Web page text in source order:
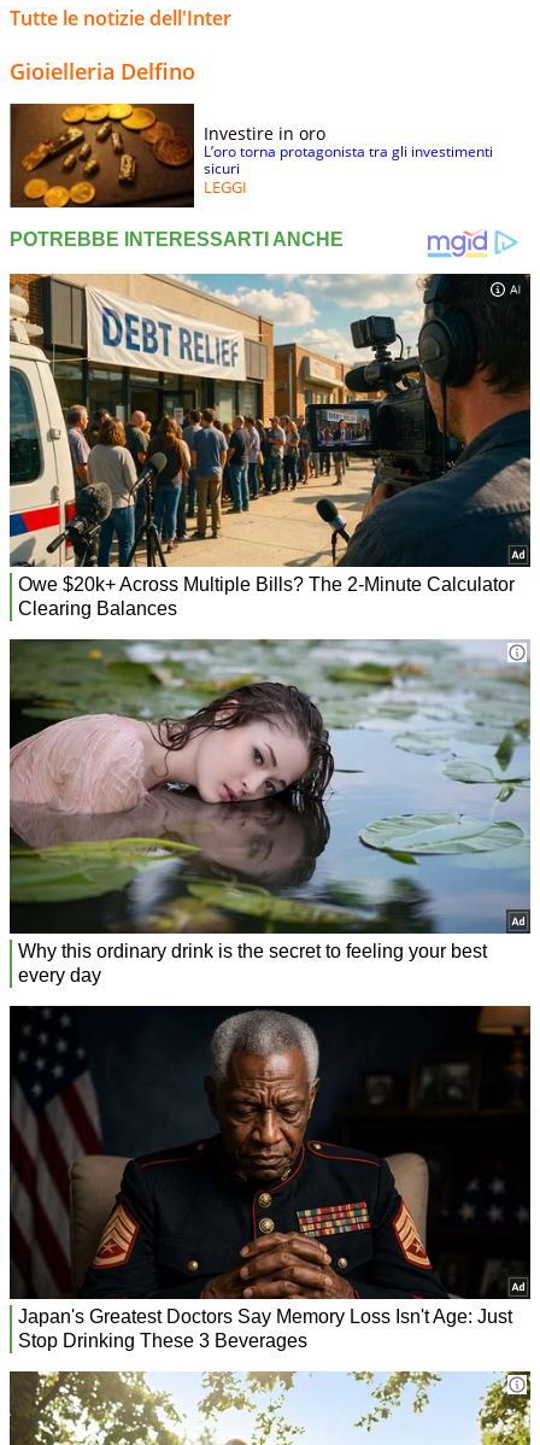
Tutte le notizie dell'Inter
Gioielleria Delfino
Investire in oro
L’oro torna protagonista tra gli investimenti
sicuri
LEGGI